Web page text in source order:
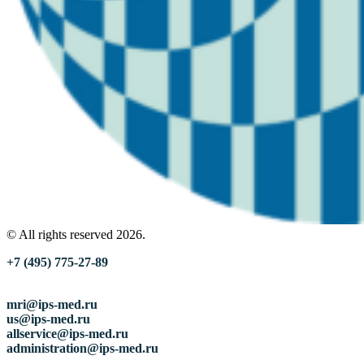
© All rights reserved 2026.
+7 (495) 775-27-89
mri@ips-med.ru
us@ips-med.ru
allservice@ips-med.ru
administration@ips-med.ru